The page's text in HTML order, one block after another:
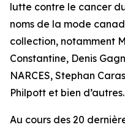
lutte contre le cancer
noms de la mode
collection, notamment
Constantine, Denis
NARCES, Stephan
Philpott et bien d’autres.
Au cours des 20